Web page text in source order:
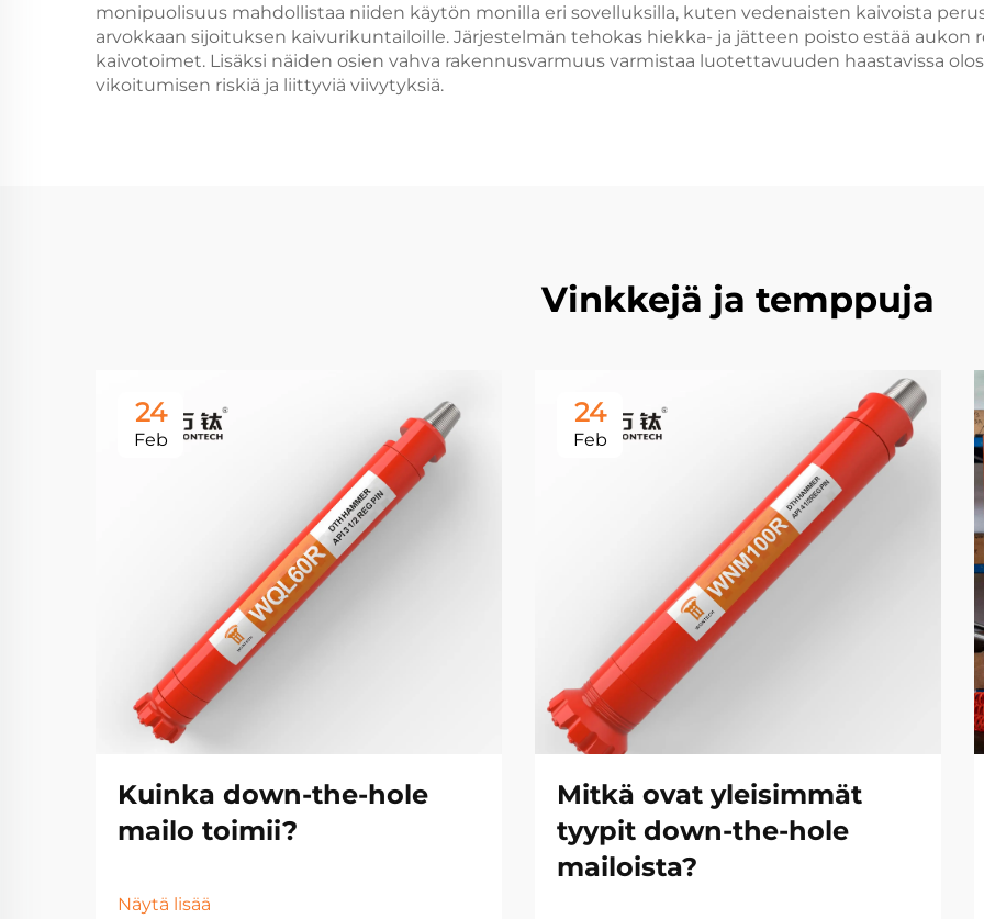
monipuolisuus mahdollistaa niiden käytön monilla eri sovelluksilla, kuten vedenaisten kaivoista
arvokkaan sijoituksen kaivurikuntailoille. Järjestelmän tehokas hiekka- ja jätteen poisto estää aukon
kaivotoimet. Lisäksi näiden osien vahva rakennusvarmuus varmistaa luotettavuuden haastavissa
vikoitumisen riskiä ja liittyviä viivytyksiä.
Vinkkejä ja temppuja
24
Feb
Kuinka down-the-hole
mailo toimii?
Näytä lisää
24
Feb
Mitkä ovat yleisimmät
tyypit down-the-hole
mailoista?